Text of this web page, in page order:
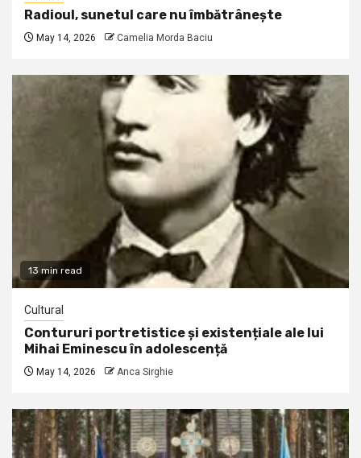
Radioul, sunetul care nu îmbătrânește
May 14, 2026 Camelia Morda Baciu
13 min read
Cultural
Contururi portretistice și existențiale ale lui
Mihai Eminescu în adolescență
May 14, 2026 Anca Sirghie